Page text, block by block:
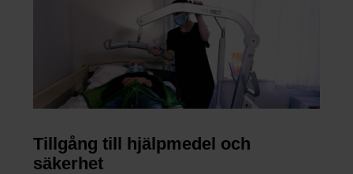
Tillgång till hjälpmedel och
säkerhet